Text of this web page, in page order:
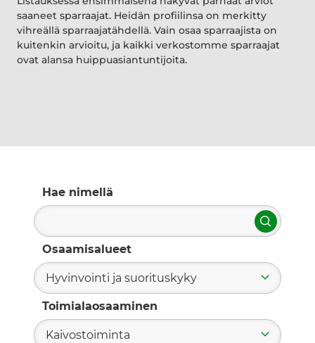
saaneet sparraajat. Heidän profiilinsa on merkitty
vihreällä sparraajatähdellä. Vain osaa sparraajista on
kuitenkin arvioitu, ja kaikki verkostomme sparraajat
ovat alansa huippuasiantuntijoita.
Hae nimellä
Hae
Osaamisalueet
Hyvinvointi ja suorituskyky
Toimialaosaaminen
Kaivostoiminta